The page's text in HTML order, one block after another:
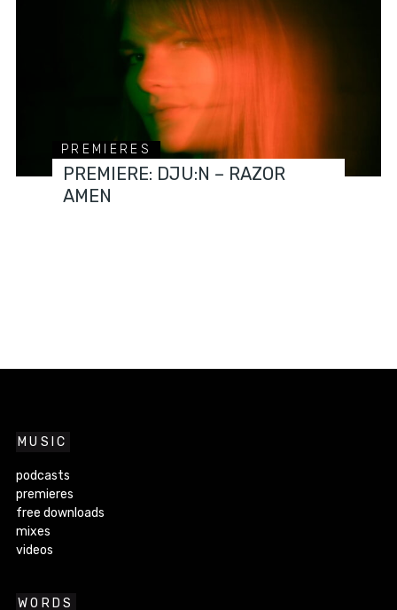
PREMIERES
PREMIERE: DJU:N – RAZOR
AMEN
MUSIC
podcasts
premieres
free downloads
mixes
videos
WORDS